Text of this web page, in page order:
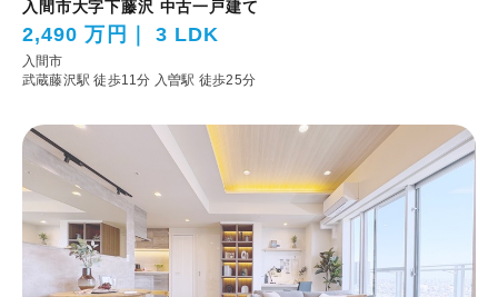
入間市大字下藤沢 中古一戸建て
2,490 万円 3 LDK
入間市
武蔵藤沢駅 徒歩11分 入曽駅 徒歩25分